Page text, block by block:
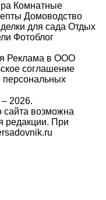
Комнатные
Домоводство
для сада Отдых
Фотоблог
Реклама в ООО
соглашение
персональных
2026.
сайта возможна
редакции. При